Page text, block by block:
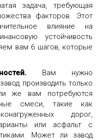
задача, требующая
факторов. Этот
влияние на
устойчивость
вам 6 шагов, которые
Вам нужно
производить только
же вам потребуются
смеси, такие как
дорог,
или асфальт с
Может ли завод